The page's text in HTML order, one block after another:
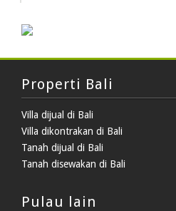
Properti Bali
Villa dijual di Bali
Villa dikontrakan di Bali
Tanah dijual di Bali
Tanah disewakan di Bali
Pulau lain